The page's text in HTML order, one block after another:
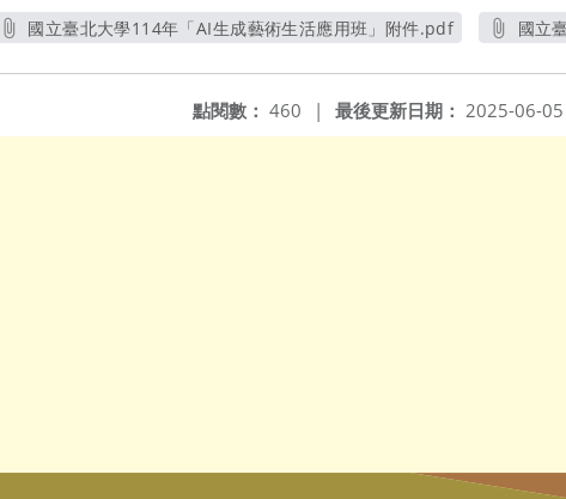
國立臺北大學114年「AI生成藝術生活應用班」附件.pdf
國立
最後更新日期： 2025-06-05
點閱數： 460 |